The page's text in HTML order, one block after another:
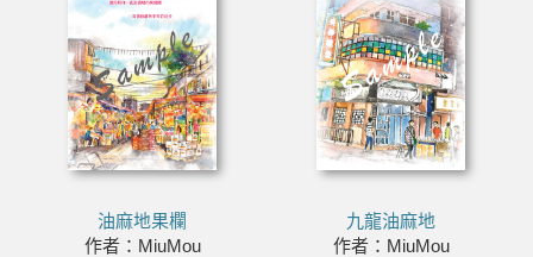
油麻地果欄
作者：MiuMou
九龍油麻地
作者：MiuMou